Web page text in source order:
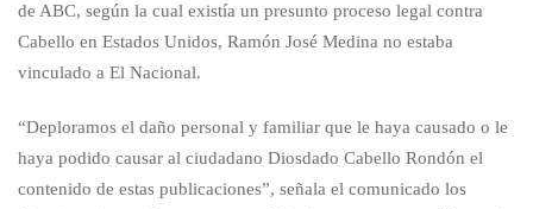
de ABC, según la cual existía un presunto proceso legal contra
Cabello en Estados Unidos, Ramón José Medina no estaba
vinculado a El Nacional.
“Deploramos el daño personal y familiar que le haya causado o le
haya podido causar al ciudadano Diosdado Cabello Rondón el
contenido de estas publicaciones”, señala el comunicado los